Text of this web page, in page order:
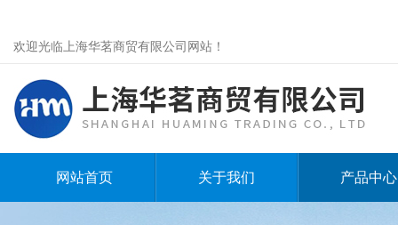
欢迎光临上海华茗商贸有限公司网站！
网站首页 关于我们 产品中心